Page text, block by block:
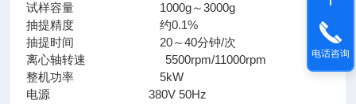
试样容量 1000g～3000g
抽提精度 约0.1%
抽提时间 20～40分钟/次
离心轴转速 5500rpm/11000rpm
整机功率 5kW
电源 380V 50Hz
电话咨询